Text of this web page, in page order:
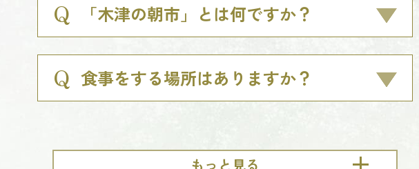
「木津の朝市」とは何ですか？
食事をする場所はありますか？
もっと見る